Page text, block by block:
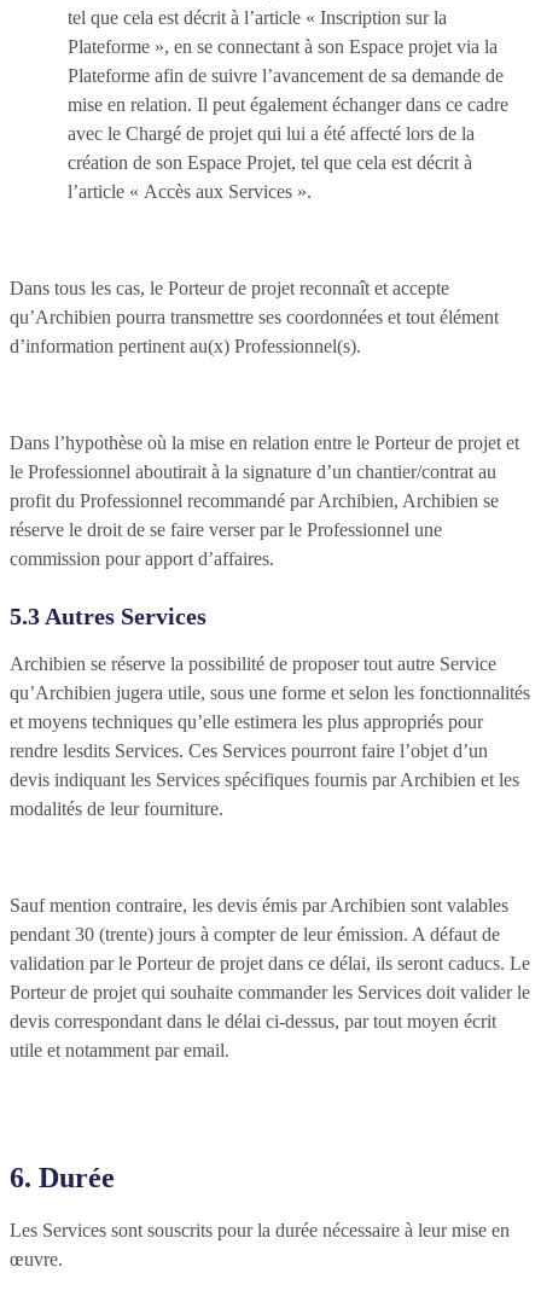
tel que cela est décrit à l’article « Inscription sur la
Plateforme », en se connectant à son Espace projet via la
Plateforme afin de suivre l’avancement de sa demande de
mise en relation. Il peut également échanger dans ce cadre
avec le Chargé de projet qui lui a été affecté lors de la
création de son Espace Projet, tel que cela est décrit à
l’article « Accès aux Services ».
Dans tous les cas, le Porteur de projet reconnaît et accepte
qu’Archibien pourra transmettre ses coordonnées et tout élément
d’information pertinent au(x) Professionnel(s).
Dans l’hypothèse où la mise en relation entre le Porteur de projet et
le Professionnel aboutirait à la signature d’un chantier/contrat au
profit du Professionnel recommandé par Archibien, Archibien se
réserve le droit de se faire verser par le Professionnel une
commission pour apport d’affaires.
5.3 Autres Services
Archibien se réserve la possibilité de proposer tout autre Service
qu’Archibien jugera utile, sous une forme et selon les fonctionnalités
et moyens techniques qu’elle estimera les plus appropriés pour
rendre lesdits Services. Ces Services pourront faire l’objet d’un
devis indiquant les Services spécifiques fournis par Archibien et les
modalités de leur fourniture.
Sauf mention contraire, les devis émis par Archibien sont valables
pendant 30 (trente) jours à compter de leur émission. A défaut de
validation par le Porteur de projet dans ce délai, ils seront caducs. Le
Porteur de projet qui souhaite commander les Services doit valider le
devis correspondant dans le délai ci-dessus, par tout moyen écrit
utile et notamment par email.
6. Durée
Les Services sont souscrits pour la durée nécessaire à leur mise en
œuvre.